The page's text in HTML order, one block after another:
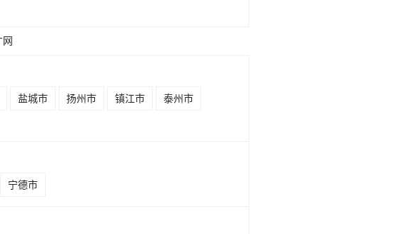
盐城市 扬州市 镇江市
泰州市
宁德市